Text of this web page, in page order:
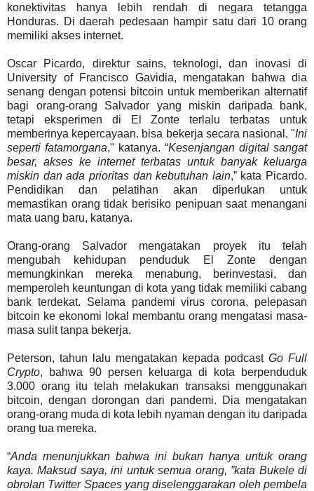
konektivitas hanya lebih rendah di negara tetangga
Honduras. Di daerah pedesaan hampir satu dari 10 orang
memiliki akses internet.
Oscar Picardo, direktur sains, teknologi, dan inovasi di
University of Francisco Gavidia, mengatakan bahwa dia
senang dengan potensi bitcoin untuk memberikan alternatif
bagi orang-orang Salvador yang miskin daripada bank,
tetapi eksperimen di El Zonte terlalu terbatas untuk
memberinya kepercayaan. bisa bekerja secara nasional. "Ini
seperti fatamorgana," katanya. “Kesenjangan digital sangat
besar, akses ke internet terbatas untuk banyak keluarga
miskin dan ada prioritas dan kebutuhan lain,” kata Picardo.
Pendidikan dan pelatihan akan diperlukan untuk
memastikan orang tidak berisiko penipuan saat menangani
mata uang baru, katanya.
Orang-orang Salvador mengatakan proyek itu telah
mengubah kehidupan penduduk El Zonte dengan
memungkinkan mereka menabung, berinvestasi, dan
memperoleh keuntungan di kota yang tidak memiliki cabang
bank terdekat. Selama pandemi virus corona, pelepasan
bitcoin ke ekonomi lokal membantu orang mengatasi masa-
masa sulit tanpa bekerja.
Peterson, tahun lalu mengatakan kepada podcast Go Full
Crypto, bahwa 90 persen keluarga di kota berpenduduk
3.000 orang itu telah melakukan transaksi menggunakan
bitcoin, dengan dorongan dari pandemi. Dia mengatakan
orang-orang muda di kota lebih nyaman dengan itu daripada
orang tua mereka.
“Anda menunjukkan bahwa ini bukan hanya untuk orang
kaya. Maksud saya, ini untuk semua orang, ”kata Bukele di
obrolan Twitter Spaces yang diselenggarakan oleh pembela